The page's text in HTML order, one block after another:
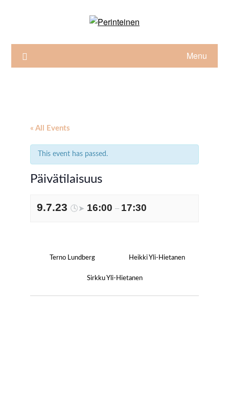
Menu
« All Events
This event has passed.
Päivätilaisuus
9.7.23 🕓➤ 16:00 – 17:30
Terno Lundberg Heikki Yli-Hietanen
Sirkku Yli-Hietanen